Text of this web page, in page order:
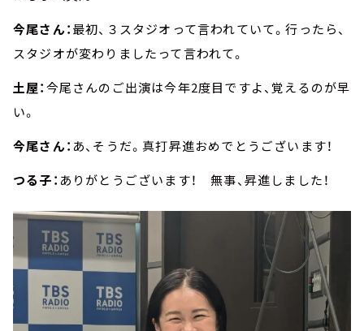
今尾さん：最初、３スタジオって言われていて。行ったら、
スタジオが変わりましたって言われて。
土屋：今尾さんのご出演は今年2度目ですよ、覚えるのが早
い。
今尾さん： あ、そうだ。真打昇進おめでとうございます！
つる子： ありがとうございます！ 無事、昇進しました！